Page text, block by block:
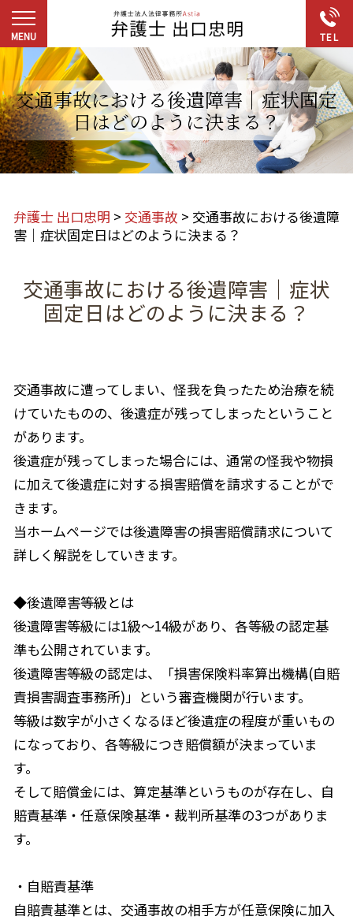
交通事故における後遺障害｜症状固定
日はどのように決まる？
弁護士 出口忠明 > 交通事故 > 交通事故における後遺障
害｜症状固定日はどのように決まる？
交通事故における後遺障害｜症状
固定日はどのように決まる？
交通事故に遭ってしまい、怪我を負ったため治療を続
けていたものの、後遺症が残ってしまったということ
があります。
後遺症が残ってしまった場合には、通常の怪我や物損
に加えて後遺症に対する損害賠償を請求することがで
きます。
当ホームページでは後遺障害の損害賠償請求について
詳しく解説をしていきます。
◆後遺障害等級とは
後遺障害等級には1級〜14級があり、各等級の認定基
準も公開されています。
後遺障害等級の認定は、「損害保険料率算出機構(自賠
責損害調査事務所)」という審査機関が行います。
等級は数字が小さくなるほど後遺症の程度が重いもの
になっており、各等級につき賠償額が決まっていま
す。
そして賠償金には、算定基準というものが存在し、自
賠責基準・任意保険基準・裁判所基準の3つがありま
す。
・自賠責基準
自賠責基準とは、交通事故の相手方が任意保険に加入